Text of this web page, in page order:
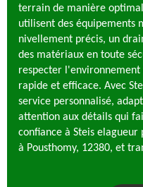
terrain de manière
utilisent des équipements
nivellement précis, un
des matériaux en toute
respecter
rapide et efficace. Avec
service personnalisé,
attention aux détails qui
confiance à Steis elagueur
à Pousthomy, 12380, et